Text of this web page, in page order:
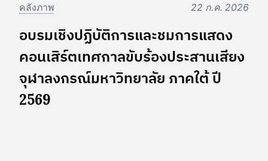
คลังภาพ 22 ก.ค. 2026
อบรมเชิงปฏิบัติการและชมการแสดง
คอนเสิร์ตเทศกาลขับร้องประสานเสียง
จุฬาลงกรณ์มหาวิทยาลัย ภาคใต้ ปี
2569